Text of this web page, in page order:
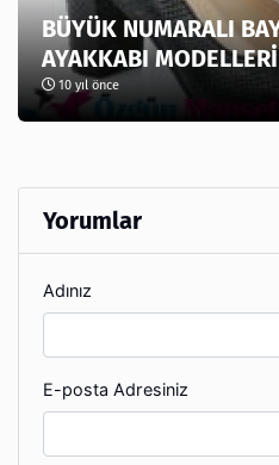
BÜYÜK NUMARALI
AYAKKABI MODELLERİ
10 yıl önce
Yorumlar
Adınız
E-posta Adresiniz